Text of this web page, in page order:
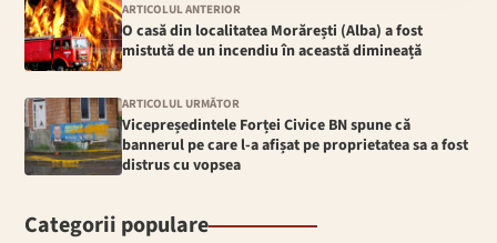
ARTICOLUL ANTERIOR
O casă din localitatea Morărești (Alba) a fost
mistută de un incendiu în această dimineață
ARTICOLUL URMĂTOR
Vicepreședintele Forței Civice BN spune că
bannerul pe care l-a afișat pe proprietatea sa a fost
distrus cu vopsea
Categorii populare